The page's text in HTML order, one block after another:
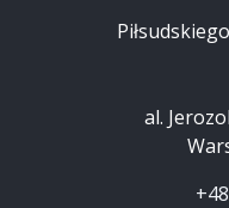
al.